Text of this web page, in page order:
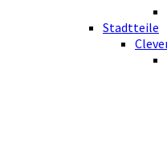
Stadtteile